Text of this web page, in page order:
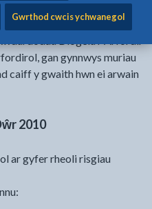
Gwrthod cwcis ychwanegol
Môn yw’r Awdurdod
gyfer Môn.
gan gynnwys muriau
caiff y gwaith hwn ei arwain
2010
ar gyfer rheoli risgiau